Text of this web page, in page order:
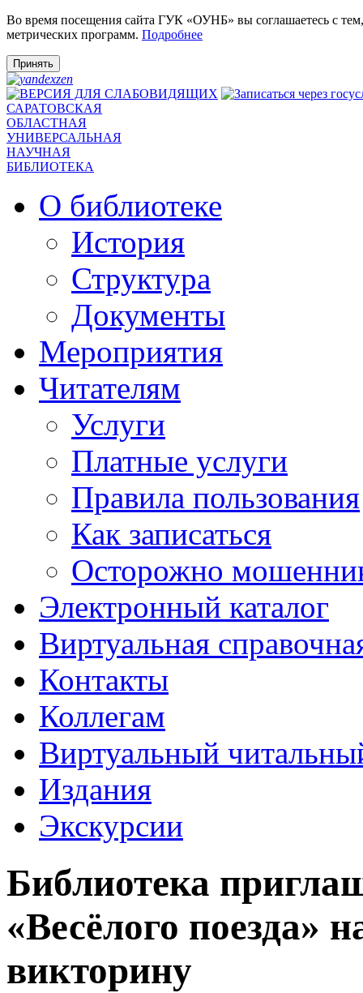
Во время посещения сайта ГУК «ОУНБ» вы соглашаетесь с
метрических программ. Подробнее
Принять
САРАТОВСКАЯ
ОБЛАСТНАЯ
УНИВЕРСАЛЬНАЯ
НАУЧНАЯ
БИБЛИОТЕКА
О библиотеке
История
Структура
Документы
Мероприятия
Читателям
Услуги
Платные услуги
Правила пользования
Как записаться
Осторожно
Электронный каталог
Виртуальная
Контакты
Коллегам
Виртуальный
Издания
Экскурсии
Библиотека
«Весёлого поезда»
викторину